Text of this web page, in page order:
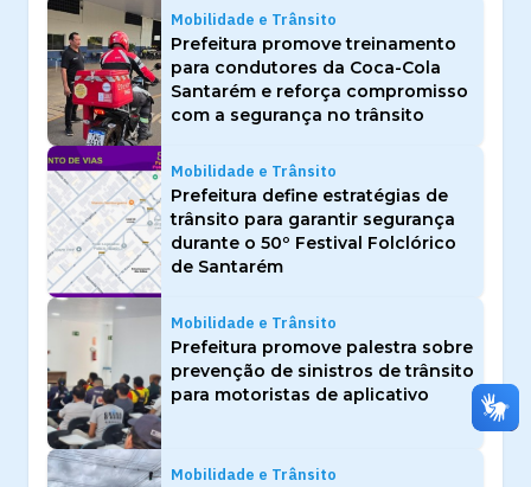
Mobilidade e Trânsito
Prefeitura promove treinamento
para condutores da Coca-Cola
Santarém e reforça compromisso
com a segurança no trânsito
Mobilidade e Trânsito
Prefeitura define estratégias de
trânsito para garantir segurança
durante o 50º Festival Folclórico
de Santarém
Mobilidade e Trânsito
Prefeitura promove palestra sobre
prevenção de sinistros de trânsito
para motoristas de aplicativo
Mobilidade e Trânsito